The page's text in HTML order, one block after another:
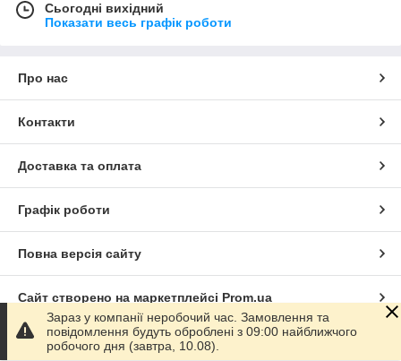
Сьогодні вихідний
Показати весь графік роботи
Про нас
Контакти
Доставка та оплата
Графік роботи
Повна версія сайту
Сайт створено на маркетплейсі Prom.ua
Політика конфіденційності
Зараз у компанії неробочий час. Замовлення та
повідомлення будуть оброблені з 09:00 найближчого
робочого дня (завтра, 10.08).